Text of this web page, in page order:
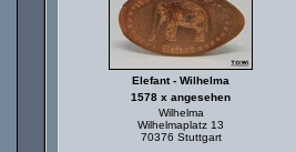
Elefant - Wilhelma
1578 x angesehen
Wilhelma
Wilhelmaplatz 13
70376 Stuttgart